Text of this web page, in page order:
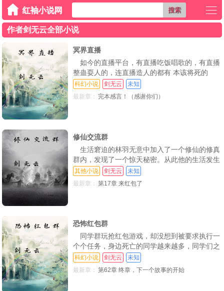
搜索
作者剑无云全部小说
冥界直播
如今的直播平台，有直播吃饭唱歌的，有直播
整蛊耍人的，连直播造人的都有 本该将死的
我，意外进入了一间直播间 进入之后我发现
科幻小说 剑无云
未知
最新章： 完本感言！（感谢你们）
修仙交流群
生活窘迫的林羽无意中加入了一个修仙的修真
群内，发现了一个惊天秘密。从此他的生活发生
了翻天覆地的改变，但接踵而来的事迹让他淬不
及防，生活中从此爆笑不断！另有作品《冥界直
其他小说 剑无云
未知
最新章： 第17章 来红包了
恐怖红包群
同学群玩抢红包游戏，却没想到被要求执行一
个个任务，身边死亡的同学越来越多，同学们之
间为了生存已经不折手段
科幻小说 剑无云
未知
最新章： 第62章 终章，下一个故事的开始